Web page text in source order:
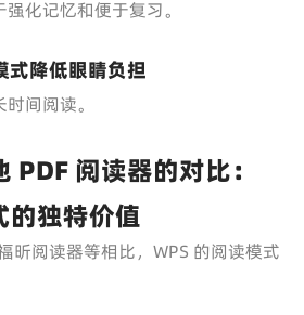
化记忆和便于复习。
式降低眼睛负担
间阅读。
阅读器的对比：
的独特价值
阅读器等相比，WPS 的阅读模式